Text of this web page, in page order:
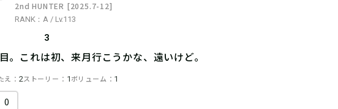
2nd HUNTER [2025.7-12]
RANK：A / Lv.113
3
。これは初、来月行こうかな、遠いけど。
え 2ストーリー 1 ボリューム 1
0